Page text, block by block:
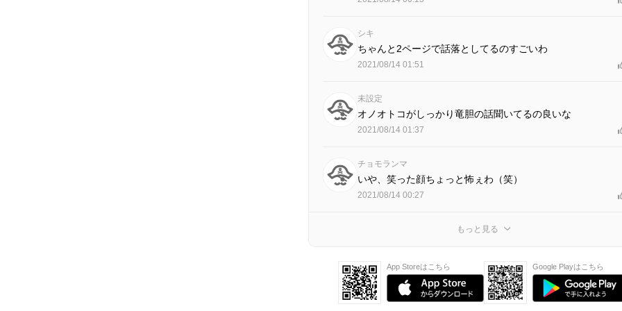
シキ
ちゃんと2ページで話落としてるのすごいわ
2021/08/14 01:51
未設定
オノオトコがしっかり竜胆の話聞いてるの良いな
2021/08/14 01:37
チョモランマ
いや、笑った顔ちょっと怖ぇわ（笑）
2021/08/14 00:27
もっと見る
App Storeはこちら Google Playはこちら